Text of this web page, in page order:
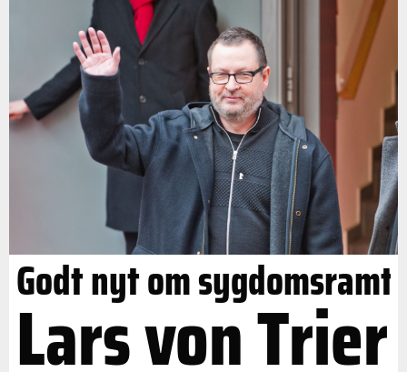
Godt nyt om sygdomsramt
Lars von Trier